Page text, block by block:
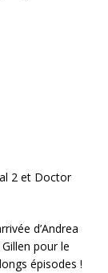
2 et Doctor
d’Andrea
pour le
épisodes !